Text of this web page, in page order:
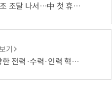
첫 휴머노이드 상장사 탄생 임박
기
신 시동…'충남 3력 혁신 TF 회의 첫 개최